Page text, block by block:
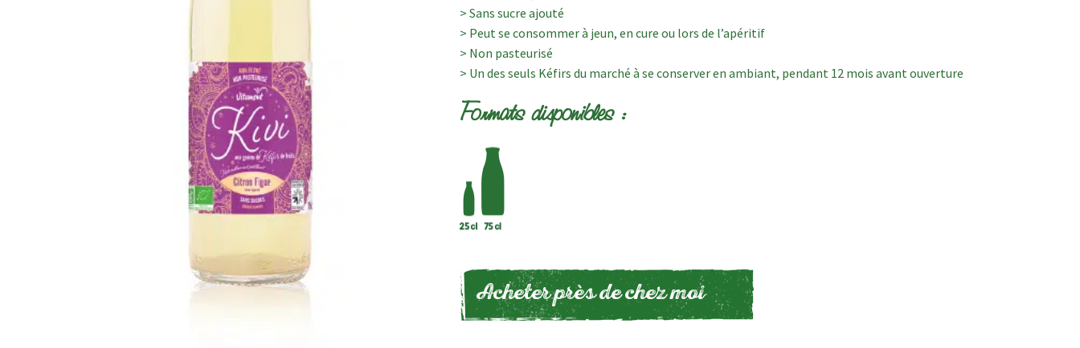
> Sans sucre ajouté
> Peut se consommer à jeun, en cure ou lors de l’apéritif
> Non pasteurisé
> Un des seuls Kéfirs du marché à se conserver en ambiant, pendant 12 mois avant ouverture
Formats disponibles :
Acheter près de chez moi